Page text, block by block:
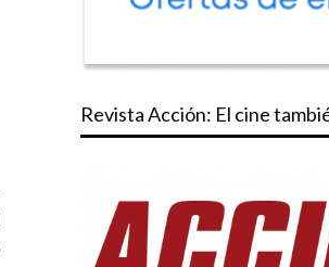
Revista Acción: El cine